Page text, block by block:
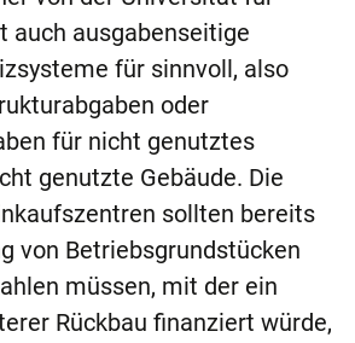
auch ausgabenseitige
für sinnvoll, also
oder
für nicht genutztes
genutzte Gebäude. Die
sollten bereits
von Betriebsgrundstücken
müssen, mit der ein
Rückbau finanziert würde,